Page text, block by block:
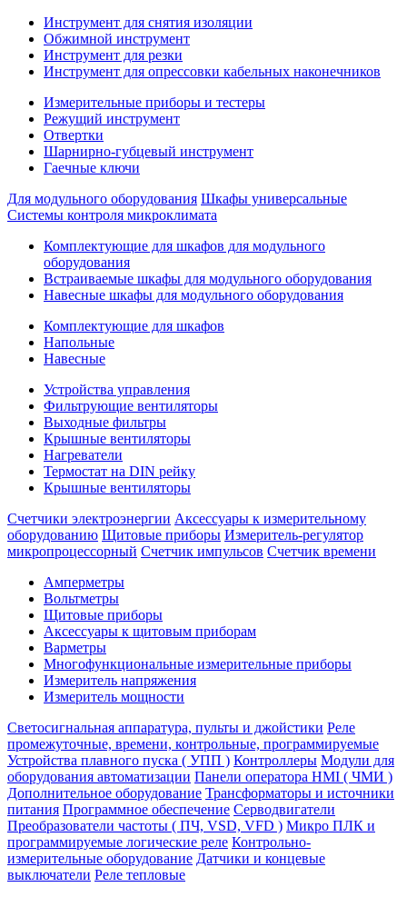
Инструмент для снятия изоляции
Обжимной инструмент
Инструмент для резки
Инструмент для опрессовки кабельных наконечников
Измерительные приборы и тестеры
Режущий инструмент
Отвертки
Шарнирно-губцевый инструмент
Гаечные ключи
Для модульного оборудования Шкафы универсальные
Системы контроля микроклимата
Комплектующие для шкафов для модульного
оборудования
Встраиваемые шкафы для модульного оборудования
Навесные шкафы для модульного оборудования
Комплектующие для шкафов
Напольные
Навесные
Устройства управления
Фильтрующие вентиляторы
Выходные фильтры
Крышные вентиляторы
Нагреватели
Термостат на DIN рейку
Крышные вентиляторы
Счетчики электроэнергии Аксессуары к измерительному
оборудованию Щитовые приборы Измеритель-регулятор
микропроцессорный Счетчик импульсов Счетчик времени
Амперметры
Вольтметры
Щитовые приборы
Аксессуары к щитовым приборам
Варметры
Многофункциональные измерительные приборы
Измеритель напряжения
Измеритель мощности
Светосигнальная аппаратура, пульты и джойстики Реле
промежуточные, времени, контрольные, программируемые
Устройства плавного пуска ( УПП ) Контроллеры Модули для
оборудования автоматизации Панели оператора HMI ( ЧМИ )
Дополнительное оборудование Транcформаторы и источники
питания Программное обеспечение Серводвигатели
Преобразователи частоты ( ПЧ, VSD, VFD ) Микро ПЛК и
программируемые логические реле Контрольно-
измерительные оборудование Датчики и концевые
выключатели Реле тепловые